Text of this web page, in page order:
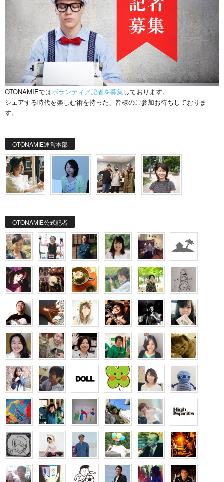
OTONAMIEではボランティア記者を募集しております。
シェアする時代を楽しむ術を持った、皆様のご参加お待ちしておりま
す。
OTONAMIE運営本部
OTONAMIE公式記者